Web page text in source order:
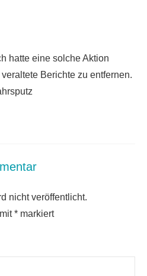
hatte eine solche Aktion
Berichte zu entfernen.
nicht veröffentlicht.
* markiert